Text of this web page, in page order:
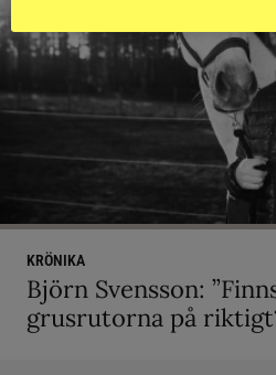
KRÖNIKA
Björn Svensson:
grusrutorna på